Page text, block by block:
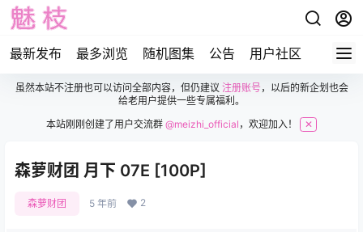
最新发布 最多浏览 随机图集 公告 用户社区
虽然本站不注册也可以访问全部内容，但仍建议 注册账号，以后的新企划也会
给老用户提供一些专属福利。
本站刚刚创建了用户交流群@meizhi_official ，欢迎加入！ ✕
森萝财团 月下 07E [100P]
森萝财团 5 年前 2